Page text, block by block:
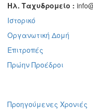
Ηλ. Ταχυδρομείο :
Ιστορικό
Οργανωτική Δομή
Επιτροπές
Πρώην Προέδροι
Προηγούμενες Χρονιές